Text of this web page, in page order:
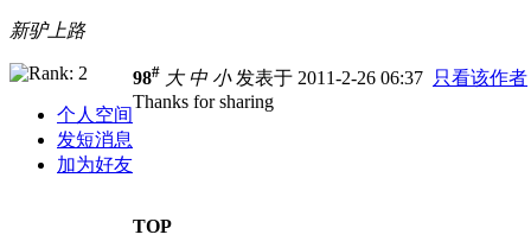
新驴上路
个人空间
发短消息
加为好友
98# 大 中 小发表于 2011-2-26 06:37 只看该作者
Thanks for sharing
TOP